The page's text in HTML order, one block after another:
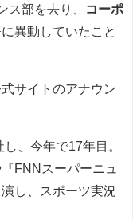
ス部を去り、
コーポ
異動していたこと
サイトのアナウン
、今年で17年目。
FNNスーパーニュ
し、スポーツ実況